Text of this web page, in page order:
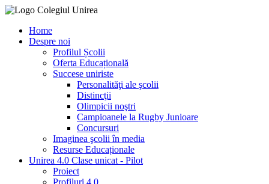
Home
Despre noi
Profilul Școlii
Oferta Educațională
Succese uniriste
Personalităţi ale şcolii
Distincţii
Olimpicii noştri
Campioanele la Rugby Junioare
Concursuri
Imaginea şcolii în media
Resurse Educaționale
Unirea 4.0 Clase unicat - Pilot
Proiect
Profiluri 4.0